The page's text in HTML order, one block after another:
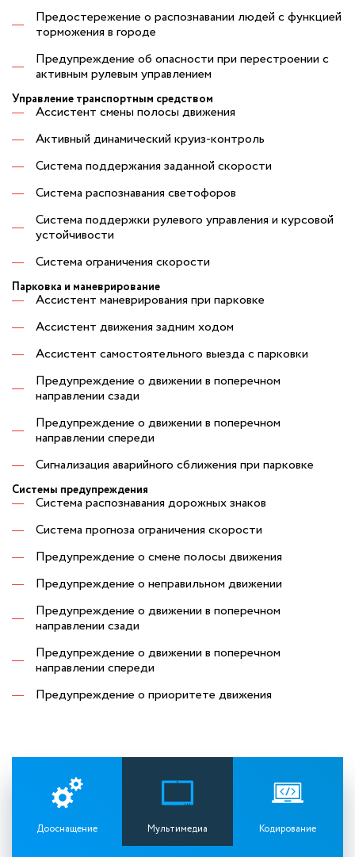
Предостережение о распознавании людей с функцией
торможения в городе
Предупреждение об опасности при перестроении с
активным рулевым управлением
Управление транспортным средством
Ассистент смены полосы движения
Активный динамический круиз-контроль
Система поддержания заданной скорости
Система распознавания светофоров
Система поддержки рулевого управления и курсовой
устойчивости
Система ограничения скорости
Парковка и маневрирование
Ассистент маневрирования при парковке
Ассистент движения задним ходом
Ассистент самостоятельного выезда с парковки
Предупреждение о движении в поперечном
направлении сзади
Предупреждение о движении в поперечном
направлении спереди
Сигнализация аварийного сближения при парковке
Системы предупреждения
Система распознавания дорожных знаков
Система прогноза ограничения скорости
Предупреждение о смене полосы движения
Предупреждение о неправильном движении
Предупреждение о движении в поперечном
направлении сзади
Предупреждение о движении в поперечном
направлении спереди
Предупреждение о приоритете движения
Дооснащение Мультимедиа Кодирование